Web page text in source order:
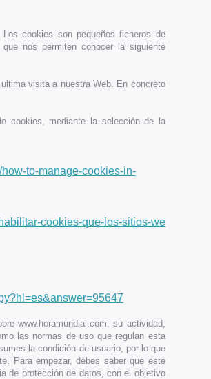
cookies son pequeños ficheros de
nos permiten conocer la siguiente
visita a nuestra Web. En concreto
cookies, mediante la selección de la
to-manage-cookies-in-
cookies-que-los-sitios-we
www.horamundial.com, su actividad,
las normas de uso que regulan esta
la condición de usuario, por lo que
Para empezar, debes saber que este
de protección de datos, con el objetivo